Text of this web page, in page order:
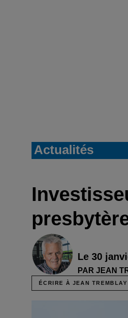
Actualités
Le 30
PAR JEAN
ÉCRIRE À JEAN TREMBLAY